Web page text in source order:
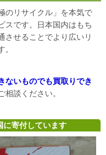
のリサイクル」を本気で
スです。日本国内はもち
させることでより広いリ
。
ないものでも買取りでき
相談ください。
に寄付しています